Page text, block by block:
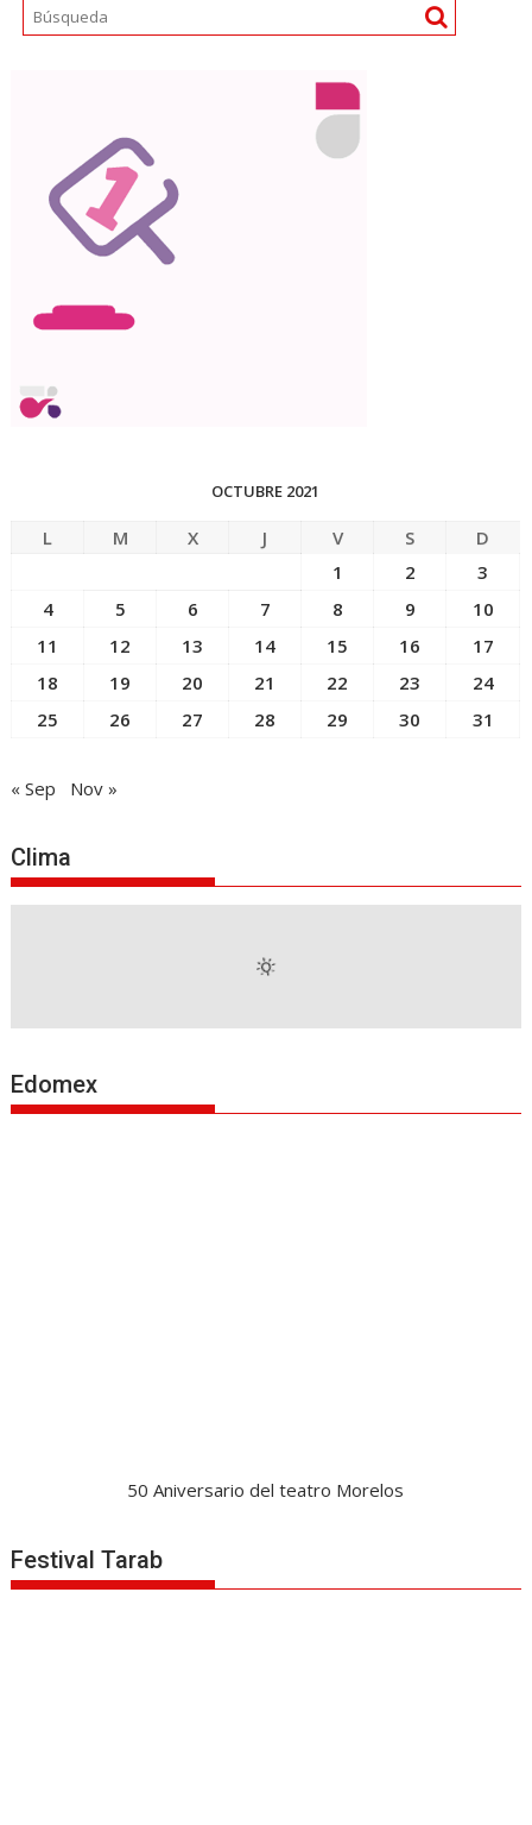
OCTUBRE 2021
L M X J V S
D
1
2
3
4
5 6 7 8 9
10
11
12 13 14 15 16
17
18
19 20 21 22 23
24
25
26 27 28 29 30 31
« Sep Nov »
Clima
Edomex
50 Aniversario del teatro Morelos
Festival Tarab